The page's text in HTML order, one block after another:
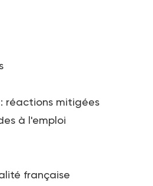
réactions mitigées
à l'emploi
française